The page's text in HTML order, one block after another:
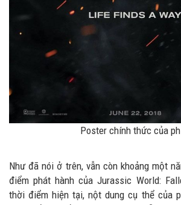
Poster chính thức của
Như đã nói ở trên, vẫn còn khoảng một
điểm phát hành của Jurassic World:
thời điểm hiện tại, nột dung cụ thể của